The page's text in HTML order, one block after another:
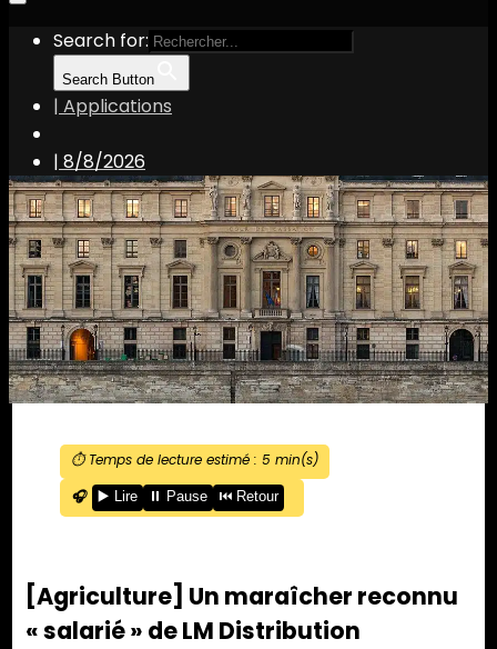
Search for:
Search Button
| Applications
| 8/8/2026
⏱️ Temps de lecture estimé : 5min(s)
🎧
▶️ Lire ⏸️ Pause ⏮️ Retour
[Agriculture] Un maraîcher reconnu
« salarié » de LM Distribution